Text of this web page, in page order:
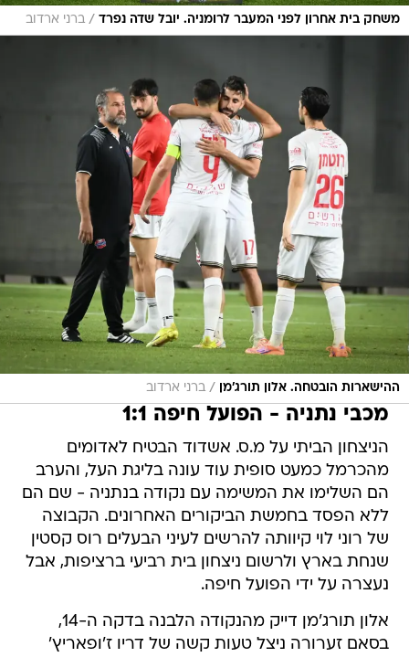
משחק בית אחרון לפני המעבר לרומניה. יובל שדה נפרד / ברני ארדוב
ההישארות הובטחה. אלון תורג'מן / ברני ארדוב
מכבי נתניה - הפועל חיפה 1:1
הניצחון הביתי על מ.ס. אשדוד הבטיח לאדומים
מהכרמל כמעט סופית עוד עונה בליגת העל, והערב
הם השלימו את המשימה עם נקודה בנתניה - שם הם
ללא הפסד בחמשת הביקורים האחרונים. הקבוצה
של רוני לוי קיוותה להרשים לעיני הבעלים רוס קסטין
שנחת בארץ ולרשום ניצחון בית רביעי ברציפות, אבל
נעצרה על ידי הפועל חיפה.
אלון תורג'מן דייק מהנקודה הלבנה בדקה ה-14,
בסאם זערורה ניצל טעות קשה של דריו ז'ופאריץ'